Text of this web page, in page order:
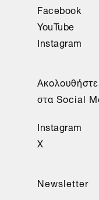
Facebook
YouTube
Instagram
στα Social
Instagram
X
Newsletter